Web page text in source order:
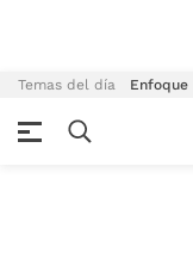
Temas del día Enfoque